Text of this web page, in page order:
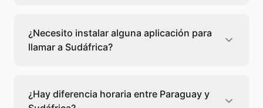
Paraguay cuesta 0,67 €/min con Teléfono
Global. Pagas solo los minutos que hablas, sin
cuotas ni permanencia.
¿Necesito instalar alguna aplicación para
llamar a Sudáfrica?
desde tu navegador web. Solo necesitas una
conexión a internet y podrás llamar
¿Hay diferencia horaria entre Paraguay y